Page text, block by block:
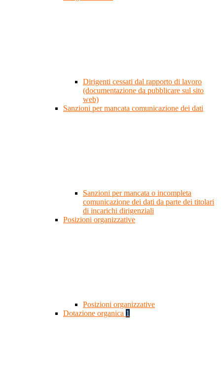
Dirigenti cessati dal rapporto di lavoro
(documentazione da pubblicare sul sito
web)
Sanzioni per mancata comunicazione dei dati
Sanzioni per mancata o incompleta
comunicazione dei dati da parte dei titolari
di incarichi dirigenziali
Posizioni organizzative
Posizioni organizzative
Dotazione organica 1